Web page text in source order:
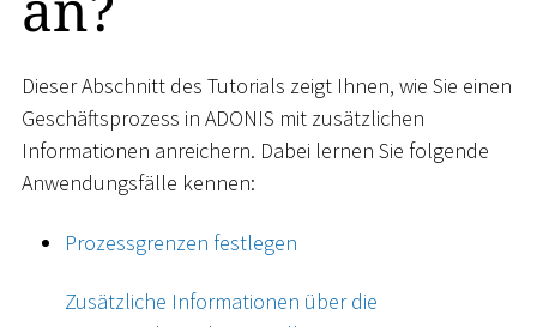
Dieser Abschnitt des Tutorials zeigt Ihnen, wie Sie einen
Geschäftsprozess in ADONIS mit zusätzlichen
Informationen anreichern. Dabei lernen Sie folgende
Anwendungsfälle kennen:
Prozessgrenzen festlegen
Zusätzliche Informationen über die